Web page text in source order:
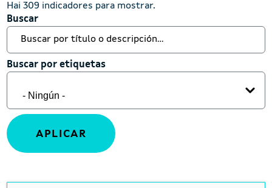
Hai 309 indicadores para mostrar.
Buscar
Buscar
Buscar por etiquetas
Buscar por etiquetas